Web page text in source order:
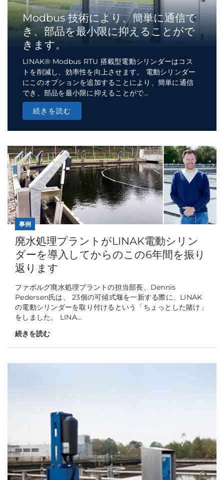
Modbus 技術により、簡単に通信で
き、部品を最小限に抑えることがで
きます。
LINAK® Modbus RTU 搭載型電動シリンダーはコス
トを削減し、効率性を向上させます。 電動シリンダー
にこのオプションを追加することにより、簡単に通信
でき、部品を最小限に抑えることがで...
続きを読む
事例
廃水処理プラントがLINAK電動シリン
ダーを導入してからのこの6年間を振り
返ります
ファボルグ廃水処理プラントの担当部長、Dennis
Pedersen氏は、 23個の可傾式堰を一新する際に、LINAK
の電動シリンダーを取り付けるという「ちょっとした賭け」
をしました。 LINA...
続きを読む